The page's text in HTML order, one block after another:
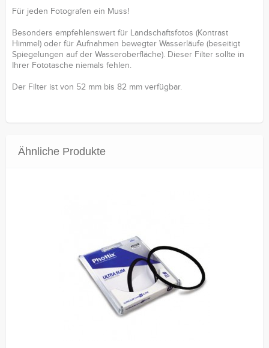
Für jeden Fotografen ein Muss!
Besonders empfehlenswert für Landschaftsfotos (Kontrast
Himmel) oder für Aufnahmen bewegter Wasserläufe (beseitigt
Spiegelungen auf der Wasseroberfläche). Dieser Filter sollte in
Ihrer Fototasche niemals fehlen.
Der Filter ist von 52 mm bis 82 mm verfügbar.
Ähnliche Produkte